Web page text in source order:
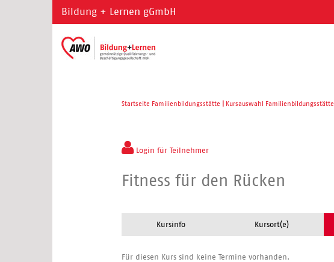
Bildung + Lernen gGmbH
Startseite Familienbildungsstätte Kursauswahl Familienbildungsstätte
Login für Teilnehmer
Fitness für den Rücken
Kursinfo Kursort(e)
Für diesen Kurs sind keine Termine vorhanden.